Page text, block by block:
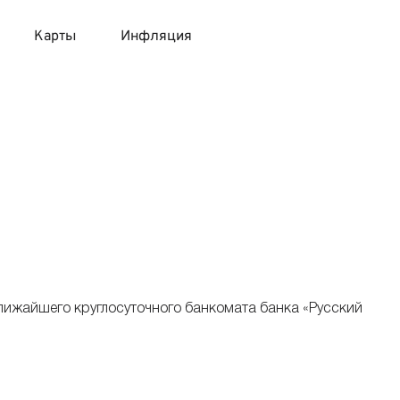
Карты Инфляция
круглосуточного банкомата банка «Русский